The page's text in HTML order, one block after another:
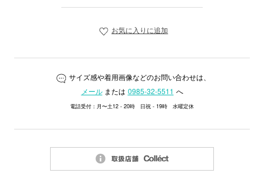
お気に入りに追加
サイズ感や着用画像などのお問い合わせは、
メールまたは 0985-32-5511 へ
電話受付：月〜土12 - 20時 日祝 - 19時 水曜定休